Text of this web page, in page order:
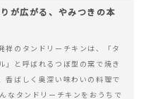
が広がる、やみつきの本
祥のタンドリーチキンは、「タ
」と呼ばれるつぼ型の窯で焼き
香ばしく奥深い味わいの料理で
なタンドリーチキンをおうちで